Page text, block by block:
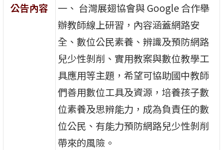
公告內容
一、 台灣展翅協會與 Google 合作舉
辦教師線上研習，內容涵蓋網路安
全、數位公民素養、辨識及預防網路
兒少性剝削、實用教案與數位教學工
具應用等主題，希望可協助國中教師
們善用數位工具及資源，培養孩子數
位素養及思辨能力，成為負責任的數
位公民、有能力預防網路兒少性剝削
帶來的風險。